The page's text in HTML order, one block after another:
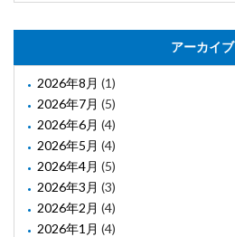
アーカイブ
2026年8月 (1)
2026年7月 (5)
2026年6月 (4)
2026年5月 (4)
2026年4月 (5)
2026年3月 (3)
2026年2月 (4)
2026年1月 (4)